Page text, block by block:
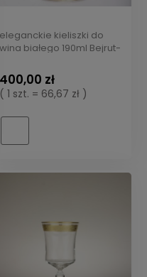
eleganckie kieliszki do
wina białego 190ml Bejrut-
400,00 zł
( 1 szt. = 66,67 zł )